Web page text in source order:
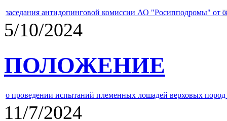
заседания антидопинговой комиссии АО "Росипподромы" от
5/10/2024
ПОЛОЖЕНИЕ
о проведении испытаний племенных лошадей верховых
11/7/2024